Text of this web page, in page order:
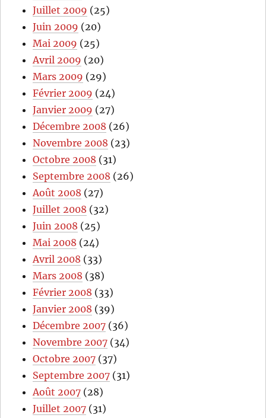
Juillet 2009 (25)
Juin 2009 (20)
Mai 2009 (25)
Avril 2009 (20)
Mars 2009 (29)
Février 2009 (24)
Janvier 2009 (27)
Décembre 2008 (26)
Novembre 2008 (23)
Octobre 2008 (31)
Septembre 2008 (26)
Août 2008 (27)
Juillet 2008 (32)
Juin 2008 (25)
Mai 2008 (24)
Avril 2008 (33)
Mars 2008 (38)
Février 2008 (33)
Janvier 2008 (39)
Décembre 2007 (36)
Novembre 2007 (34)
Octobre 2007 (37)
Septembre 2007 (31)
Août 2007 (28)
Juillet 2007 (31)